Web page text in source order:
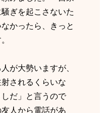
ぎを起こさないた
かったら、きっと
が大勢いますが、
されるくらいな
だ」と言うので
人から電話があ